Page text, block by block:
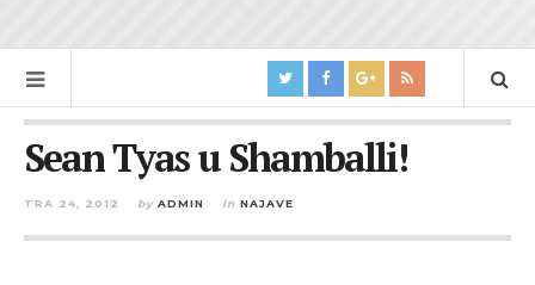
Sean Tyas u Shamballi!
TRA 24, 2012 by ADMIN in NAJAVE